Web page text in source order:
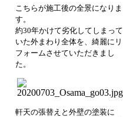
こちらが施工後の全景になりま
す。
約30年かけて劣化してしまって
いた外まわり全体を、綺麗にリ
フォームさせていただきまし
た。
軒天の張替えと外壁の塗装に